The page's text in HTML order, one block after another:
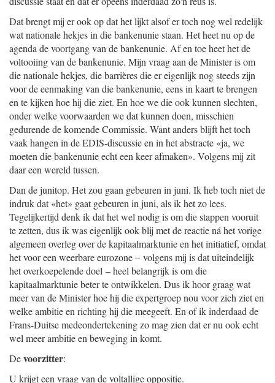
Dat brengt mij er ook op dat het lijkt alsof er toch nog wel redelijk
wat nationale hekjes in die bankenunie staan. Het heet nu op de
agenda de voortgang van de bankenunie. Af en toe heet het de
voltooiing van de bankenunie. Mijn vraag aan de Minister is om
die nationale hekjes, die barrières die er eigenlijk nog steeds zijn
voor de eenmaking van die bankenunie, eens in kaart te brengen
en te kijken hoe hij die ziet. En hoe we die ook kunnen slechten,
onder welke voorwaarden we dat kunnen doen, misschien
gedurende de komende Commissie. Want anders blijft het toch
vaak hangen in de EDIS-discussie en in het abstracte «ja, we
moeten die bankenunie echt een keer afmaken». Volgens mij zit
daar een wereld tussen.
Dan de junitop. Het zou gaan gebeuren in juni. Ik heb toch niet de
indruk dat «het» gaat gebeuren in juni, als ik het zo lees.
Tegelijkertijd denk ik dat het wel nodig is om die stappen vooruit
te zetten, dus ik was eigenlijk ook blij met de reactie ná het vorige
algemeen overleg over de kapitaalmarktunie en het initiatief, omdat
het voor een weerbare eurozone – volgens mij is dat uiteindelijk
het overkoepelende doel – heel belangrijk is om die
kapitaalmarktunie beter te ontwikkelen. Dus ik hoor graag wat
meer van de Minister hoe hij die expertgroep nou voor zich ziet en
welke ambitie en richting hij die meegeeft. En of ik inderdaad de
Frans-Duitse medeondertekening zo mag zien dat er nu ook echt
wel meer ambitie en beweging in komt.
Devoorzitter:
U krijgt een vraag van de voltallige oppositie.